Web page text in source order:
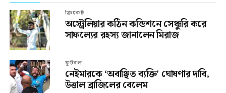
ক্রিকেট
অস্ট্রেলিয়ার কঠিন কন্ডিশনে সেঞ্চুরি করে
সাফল্যের রহস্য জানালেন মিরাজ
ফুটবল
নেইমারকে ‘অবাঞ্ছিত ব্যক্তি’ ঘোষণার দাবি,
উত্তাল ব্রাজিলের বেলেম